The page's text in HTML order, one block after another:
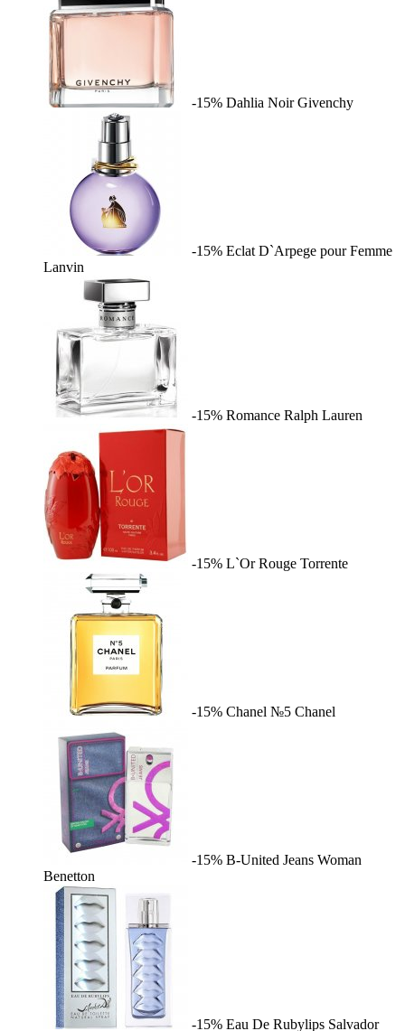
-15% Dahlia Noir Givenchy
-15% Eclat D`Arpege pour Femme
Lanvin
-15% Romance Ralph Lauren
-15% L`Or Rouge Torrente
-15% Chanel №5 Chanel
-15% B-United Jeans Woman
Benetton
-15% Eau De Rubylips Salvador